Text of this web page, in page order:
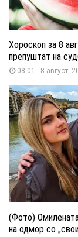
Хороскоп за 8
препуштат на
08:01 - 8 август,
(Фото)
на одмор со